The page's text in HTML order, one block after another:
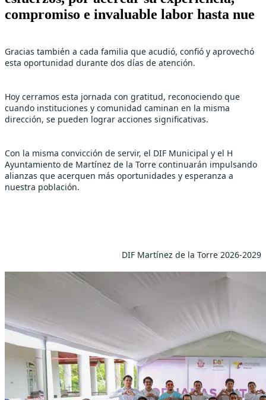
compromiso e invaluable labor hasta nue
Gracias también a cada familia que acudió, confió y aprovechó
esta oportunidad durante dos días de atención.
Hoy cerramos esta jornada con gratitud, reconociendo que
cuando instituciones y comunidad caminan en la misma
dirección, se pueden lograr acciones significativas.
Con la misma convicción de servir, el DIF Municipal y el H
Ayuntamiento de Martínez de la Torre continuarán impulsando
alianzas que acerquen más oportunidades y esperanza a
nuestra población.
DIF Martínez de la Torre 2026-2029